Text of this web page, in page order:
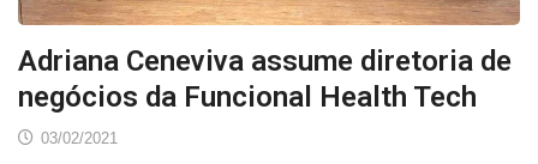
Adriana Ceneviva assume diretoria de
negócios da Funcional Health Tech
03/02/2021